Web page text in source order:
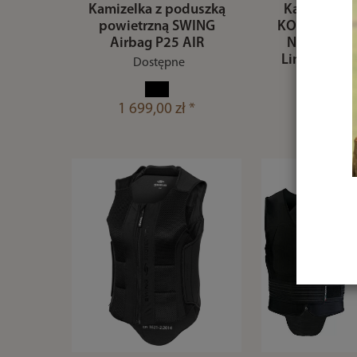
Kamizelka z poduszką
powietrzną SWING
Airbag P25 AIR
Dostępne
1 699,00 zł *
Kamizelka
New Look
Lime,